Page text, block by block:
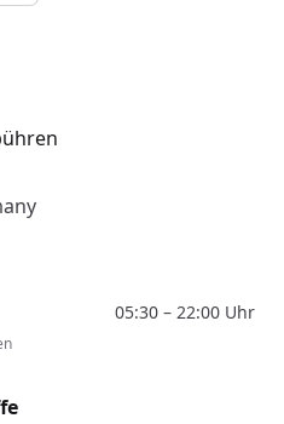
05:30 – 22:00 Uhr